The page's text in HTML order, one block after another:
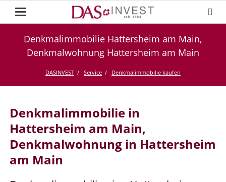
Denkmalimmobilie Hattersheim am Main,
Denkmalwohnung Hattersheim am Main
DASINVEST Service Denkmalimmobilie kaufen
Denkmalimmobilie in
Hattersheim am Main,
Denkmalwohnung in Hattersheim
am Main